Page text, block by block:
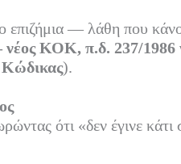
— λάθη που
νέος ΚΟΚ, π.δ. 237/1986
Κώδικας).
ότι «δεν έγινε